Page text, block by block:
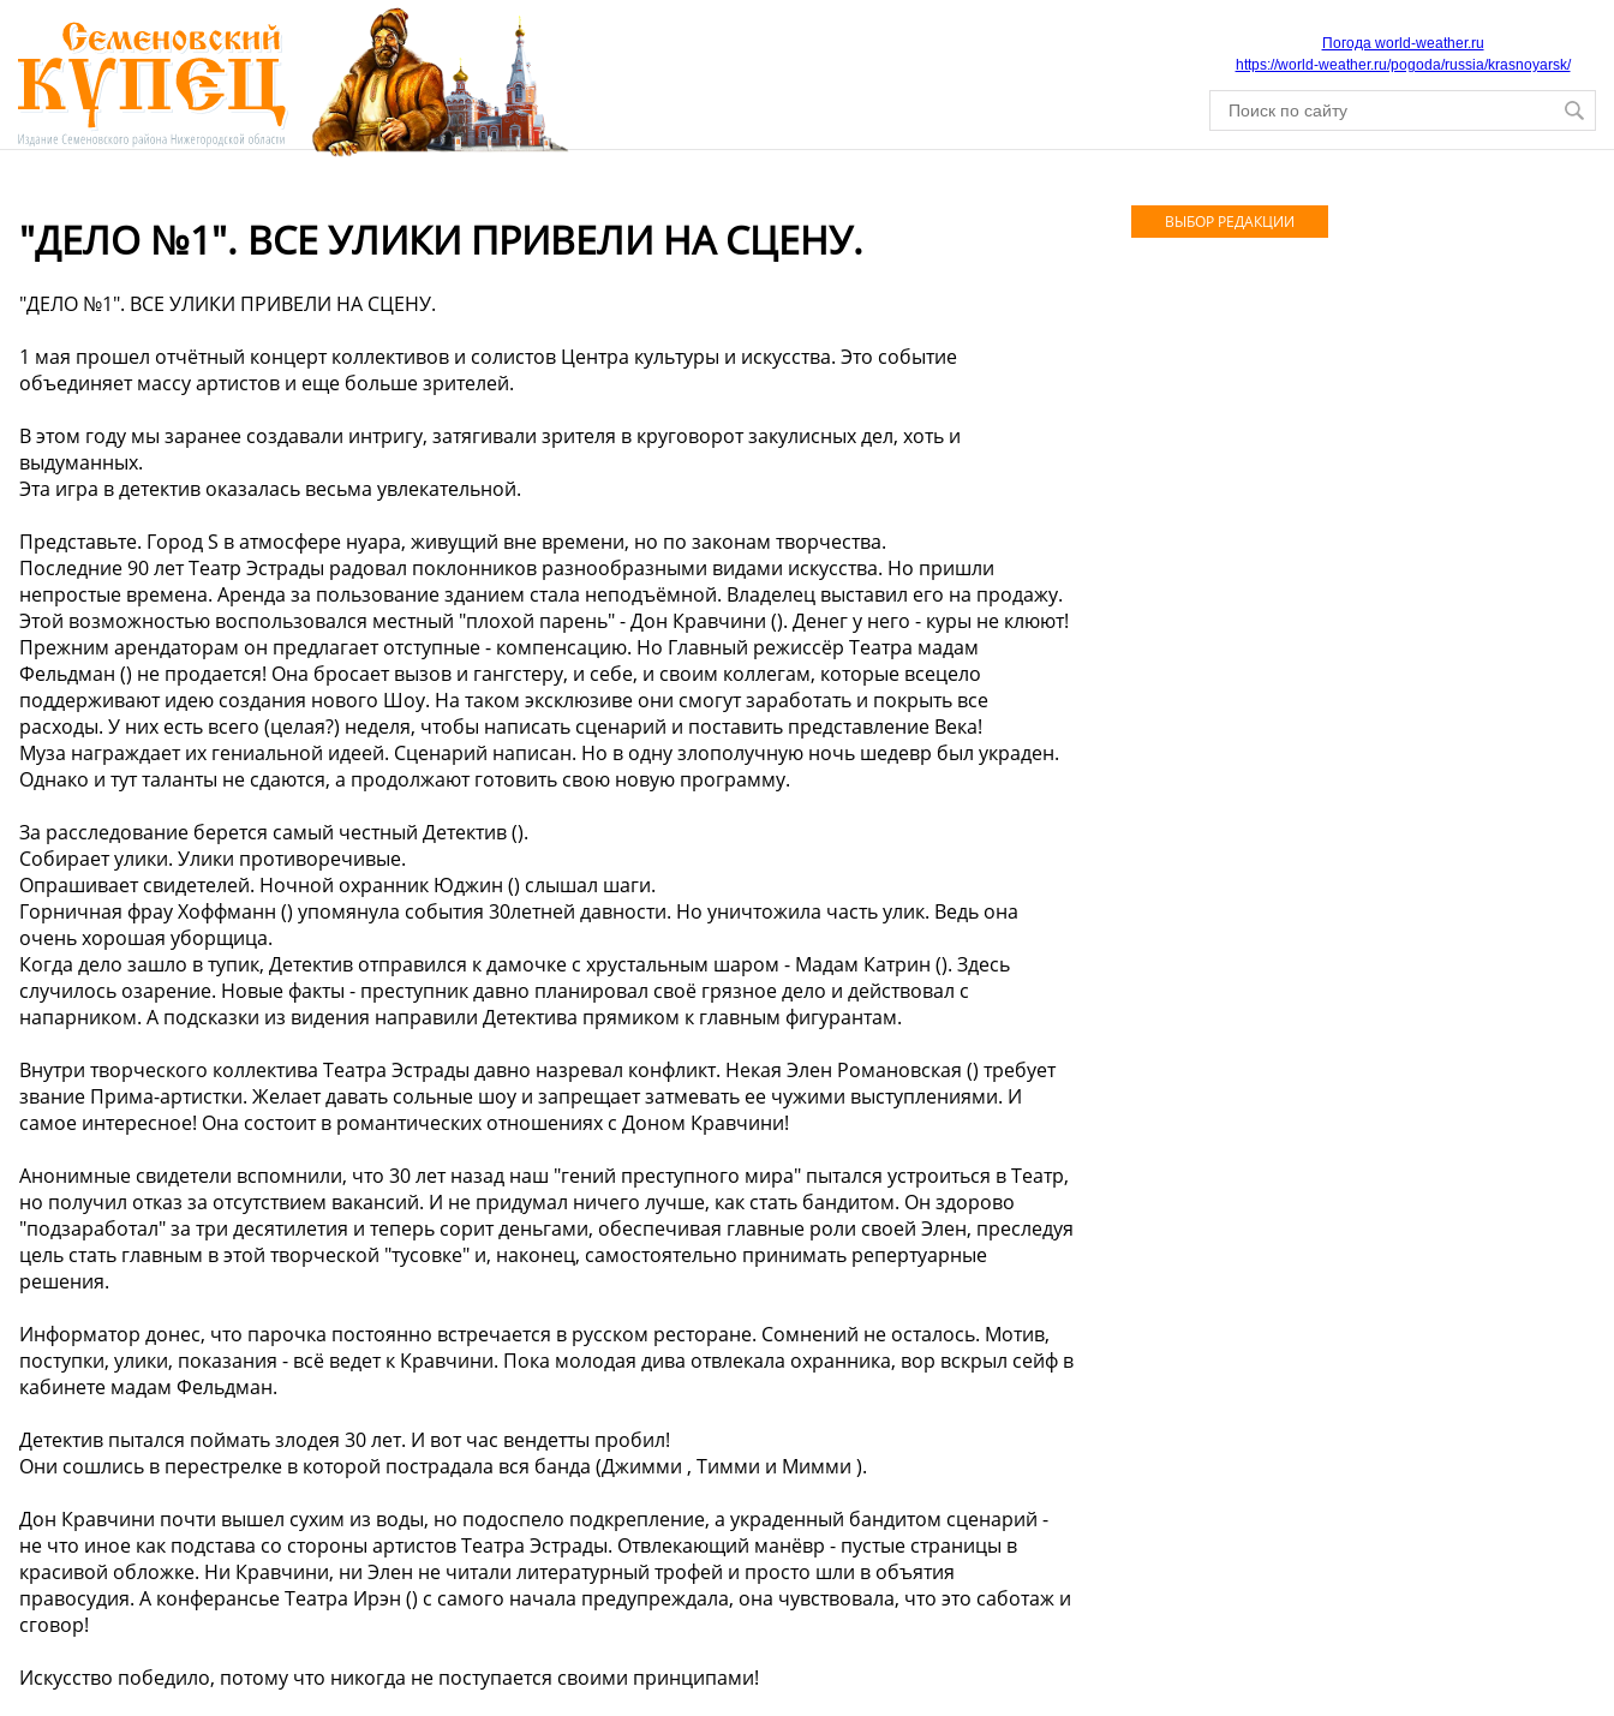
Погода world-weather.ru
https://world-weather.ru/pogoda/russia/krasnoyarsk/
"ДЕЛО №1". ВСЕ УЛИКИ ПРИВЕЛИ НА СЦЕНУ.
"ДЕЛО №1". ВСЕ УЛИКИ ПРИВЕЛИ НА СЦЕНУ.
1 мая прошел отчётный концерт коллективов и солистов Центра культуры и искусства. Это событие
объединяет массу артистов и еще больше зрителей.
В этом году мы заранее создавали интригу, затягивали зрителя в круговорот закулисных дел, хоть и
выдуманных.
Эта игра в детектив оказалась весьма увлекательной.
Представьте. Город S в атмосфере нуара, живущий вне времени, но по законам творчества.
Последние 90 лет Театр Эстрады радовал поклонников разнообразными видами искусства. Но пришли
непростые времена. Аренда за пользование зданием стала неподъёмной. Владелец выставил его на продажу.
Этой возможностью воспользовался местный "плохой парень" - Дон Кравчини (). Денег у него - куры не клюют!
Прежним арендаторам он предлагает отступные - компенсацию. Но Главный режиссёр Театра мадам
Фельдман () не продается! Она бросает вызов и гангстеру, и себе, и своим коллегам, которые всецело
поддерживают идею создания нового Шоу. На таком эксклюзиве они смогут заработать и покрыть все
расходы. У них есть всего (целая?) неделя, чтобы написать сценарий и поставить представление Века!
Муза награждает их гениальной идеей. Сценарий написан. Но в одну злополучную ночь шедевр был украден.
Однако и тут таланты не сдаются, а продолжают готовить свою новую программу.
За расследование берется самый честный Детектив ().
Собирает улики. Улики противоречивые.
Опрашивает свидетелей. Ночной охранник Юджин () слышал шаги.
Горничная фрау Хоффманн () упомянула события 30летней давности. Но уничтожила часть улик. Ведь она
очень хорошая уборщица.
Когда дело зашло в тупик, Детектив отправился к дамочке с хрустальным шаром - Мадам Катрин (). Здесь
случилось озарение. Новые факты - преступник давно планировал своё грязное дело и действовал с
напарником. А подсказки из видения направили Детектива прямиком к главным фигурантам.
Внутри творческого коллектива Театра Эстрады давно назревал конфликт. Некая Элен Романовская () требует
звание Прима-артистки. Желает давать сольные шоу и запрещает затмевать ее чужими выступлениями. И
самое интересное! Она состоит в романтических отношениях с Доном Кравчини!
Анонимные свидетели вспомнили, что 30 лет назад наш "гений преступного мира" пытался устроиться в Театр,
но получил отказ за отсутствием вакансий. И не придумал ничего лучше, как стать бандитом. Он здорово
"подзаработал" за три десятилетия и теперь сорит деньгами, обеспечивая главные роли своей Элен, преследуя
цель стать главным в этой творческой "тусовке" и, наконец, самостоятельно принимать репертуарные
решения.
Информатор донес, что парочка постоянно встречается в русском ресторане. Сомнений не осталось. Мотив,
поступки, улики, показания - всё ведет к Кравчини. Пока молодая дива отвлекала охранника, вор вскрыл сейф в
кабинете мадам Фельдман.
Детектив пытался поймать злодея 30 лет. И вот час вендетты пробил!
Они сошлись в перестрелке в которой пострадала вся банда (Джимми , Тимми и Мимми ).
Дон Кравчини почти вышел сухим из воды, но подоспело подкрепление, а украденный бандитом сценарий -
не что иное как подстава со стороны артистов Театра Эстрады. Отвлекающий манёвр - пустые страницы в
красивой обложке. Ни Кравчини, ни Элен не читали литературный трофей и просто шли в объятия
правосудия. А конферансье Театра Ирэн () с самого начала предупреждала, она чувствовала, что это саботаж и
сговор!
Искусство победило, потому что никогда не поступается своими принципами!
ВЫБОР РЕДАКЦИИ